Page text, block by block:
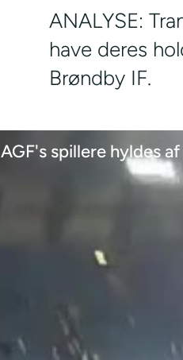
ANALYSE:
have deres
Brøndby IF.
AGF's spillere hyldes